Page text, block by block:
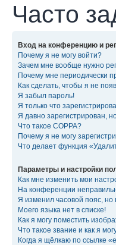
Часто
Вход на конференцию и
Почему я не могу войти?
Зачем мне вообще нужно
Почему мне периодически
Как сделать, чтобы я не
Я забыл пароль!
Я только что
Я давно зарегистрирован,
Что такое COPPA?
Почему я не могу
Что делает функция
Параметры и настройки
Как мне изменить мои
На конференции
Я изменил часовой пояс, но
Моего языка нет в списке!
Как я могу поместить
Что такое звание и как я
Когда я щёлкаю по ссылке